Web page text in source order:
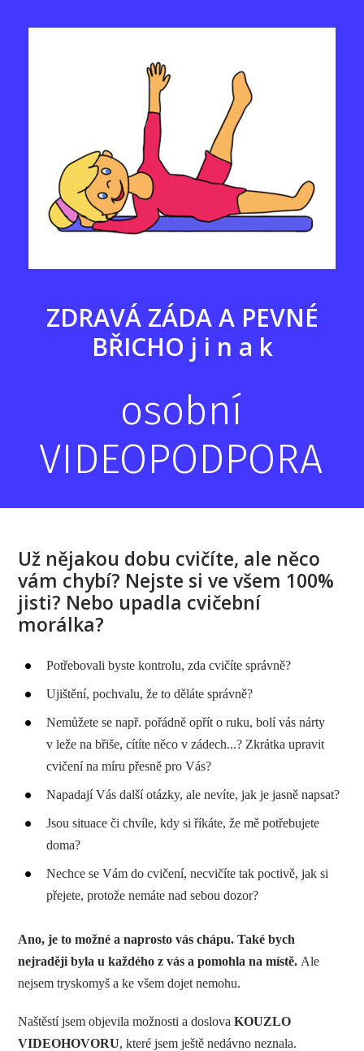
ZDRAVÁ ZÁDA A PEVNÉ
BŘICHO j i n a k
osobní
VIDEOPODPORA
Už nějakou dobu cvičíte, ale něco
vám chybí? Nejste si ve všem 100%
jisti? Nebo upadla cvičební
morálka?
Potřebovali byste kontrolu, zda cvičíte správně?
Ujištění, pochvalu, že to děláte správně?
Nemůžete se např. pořádně opřít o ruku, bolí vás nárty
v leže na břiše, cítíte něco v zádech...? Zkrátka upravit
cvičení na míru přesně pro Vás?
Napadají Vás další otázky, ale nevíte, jak je jasně napsat?
Jsou situace či chvíle, kdy si říkáte, že mě potřebujete
doma?
Nechce se Vám do cvičení, necvičíte tak poctivě, jak si
přejete, protože nemáte nad sebou dozor?
Ano, je to možné a naprosto vás chápu. Také bych
nejraději byla u každého z vás a pomohla na místě. Ale
nejsem tryskomyš a ke všem dojet nemohu.
Naštěstí jsem objevila možnosti a doslovaKOUZLO
VIDEOHOVORU, které jsem ještě nedávno neznala.